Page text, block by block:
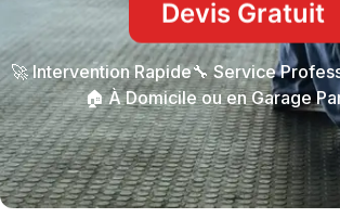
Devis Gratuit
🚀 Intervention Rapide🔧 Service
🏠 À Domicile ou en Garage